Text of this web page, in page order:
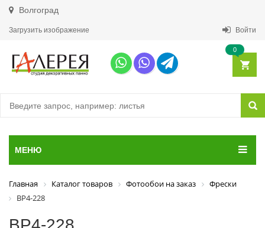
Волгоград
Загрузить изображение Войти
0
МЕНЮ
Главная Каталог товаров Фотообои на заказ
Фрески
ВР4-228